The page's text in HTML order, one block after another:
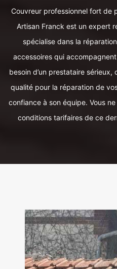
Couvreur professionnel fort de
Artisan Franck est un expert
spécialise dans la
accessoires qui
besoin d’un prestataire
qualité pour la réparation de
confiance à son équipe. Vous
conditions tarifaires de ce